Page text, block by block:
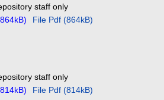
staff only
File Pdf (864kB)
staff only
File Pdf (814kB)